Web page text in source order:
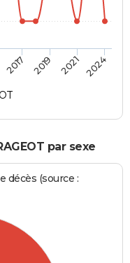
2017 2019 2021 2024
par sexe
décès (source :